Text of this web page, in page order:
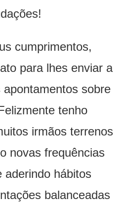
cumprimentos,
para lhes enviar a
sobre
tenho
irmãos terrenos
novas frequências
aderindo hábitos
balanceadas